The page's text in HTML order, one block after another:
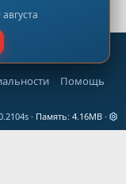
Помощь
Память 4.16MB